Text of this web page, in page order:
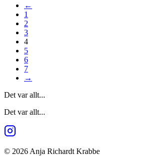
←
1
2
3
4
5
6
7
→
Det var allt...
Det var allt...
© 2026 Anja Richardt Krabbe